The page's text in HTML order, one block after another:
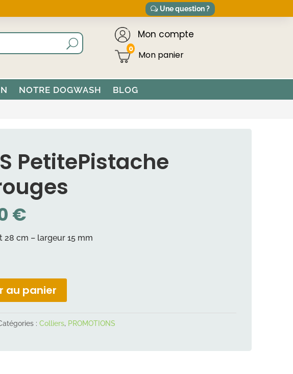
Une question ?
Mon compte
0
NOTRE DOGWASH BLOG
PetitePistache
€LE
PRIX
ACTUEL
28 cm – largeur 15 mm
au panier
: Colliers, PROMOTIONS